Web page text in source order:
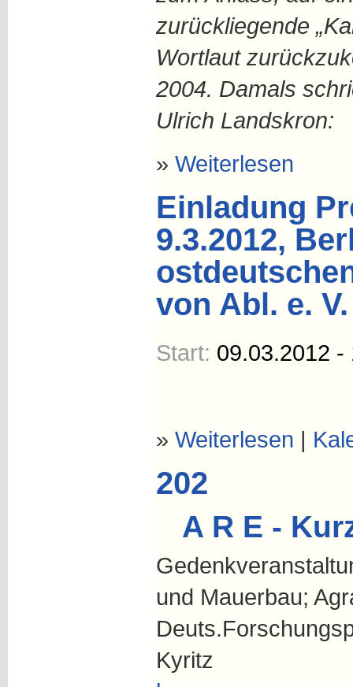
zurückliegende
Wortlaut
2004. Damals
Ulrich Landskron:
» Weiterlesen
Einladung
9.3.2012,
von Abl. e. V.
Start: 09.03.2012 -
» Weiterlesen |
202
A R E -
und Mauerbau;
Kyritz